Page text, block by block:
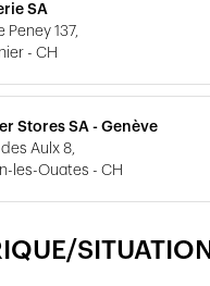
SITUATION
SA
Peney 137,
- CH
Stores SA - Genève
Aulx 8,
les-Ouates - CH